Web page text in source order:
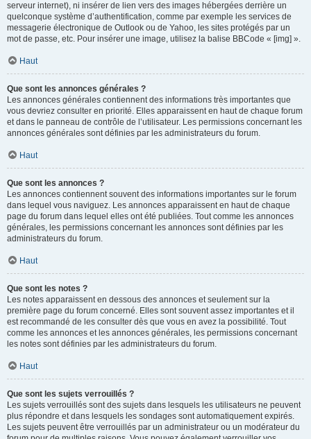
serveur internet), ni insérer de lien vers des images hébergées derrière un
quelconque système d’authentification, comme par exemple les services de
messagerie électronique de Outlook ou de Yahoo, les sites protégés par un
mot de passe, etc. Pour insérer une image, utilisez la balise BBCode « [img] ».
Haut
Que sont les annonces générales ?
Les annonces générales contiennent des informations très importantes que
vous devriez consulter en priorité. Elles apparaissent en haut de chaque forum
et dans le panneau de contrôle de l’utilisateur. Les permissions concernant les
annonces générales sont définies par les administrateurs du forum.
Haut
Que sont les annonces ?
Les annonces contiennent souvent des informations importantes sur le forum
dans lequel vous naviguez. Les annonces apparaissent en haut de chaque
page du forum dans lequel elles ont été publiées. Tout comme les annonces
générales, les permissions concernant les annonces sont définies par les
administrateurs du forum.
Haut
Que sont les notes ?
Les notes apparaissent en dessous des annonces et seulement sur la
première page du forum concerné. Elles sont souvent assez importantes et il
est recommandé de les consulter dès que vous en avez la possibilité. Tout
comme les annonces et les annonces générales, les permissions concernant
les notes sont définies par les administrateurs du forum.
Haut
Que sont les sujets verrouillés ?
Les sujets verrouillés sont des sujets dans lesquels les utilisateurs ne peuvent
plus répondre et dans lesquels les sondages sont automatiquement expirés.
Les sujets peuvent être verrouillés par un administrateur ou un modérateur du